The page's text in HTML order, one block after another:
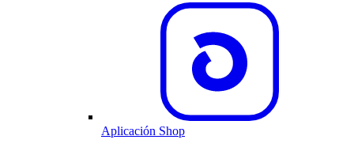
Aplicación Shop